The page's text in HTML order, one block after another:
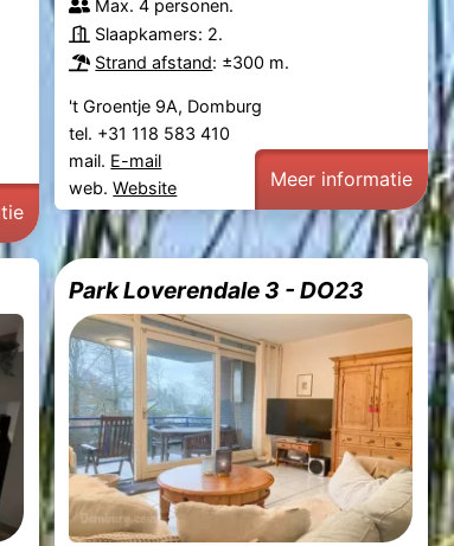
Max. 4 personen.
Slaapkamers: 2.
Strand afstand: ±300 m.
't Groentje 9A, Domburg
tel. +31 118 583 410
mail. E-mail
web.Website Meer informatie
Park Loverendale 3 - DO23